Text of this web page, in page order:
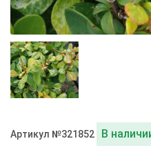
Артикул №321852 В